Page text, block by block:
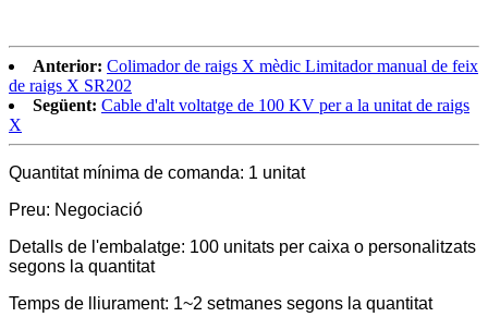
Anterior: Colimador de raigs X mèdic Limitador manual de feix
de raigs X SR202
Següent: Cable d'alt voltatge de 100 KV per a la unitat de raigs
X
Quantitat mínima de comanda: 1 unitat
Preu: Negociació
Detalls de l'embalatge: 100 unitats per caixa o personalitzats
segons la quantitat
Temps de lliurament: 1~2 setmanes segons la quantitat